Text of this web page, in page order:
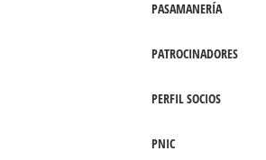
PASAMANERÍA
PATROCINADORES
PERFIL SOCIOS
PNIC